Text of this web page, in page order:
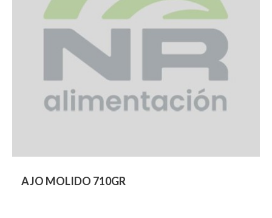
AJO MOLIDO 710GR